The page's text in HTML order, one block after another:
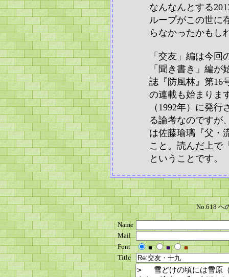
なんなんとする
ループがこの世に
らなかったかもし
「交友」編は今
「聞き書き」編
誌『防風林』第16
の連載も始まりま
（1992年）に発
る論考なのですが
は佐藤瑜璃『父・
こと。読んだ上で
ということです。
No.618 へ
Name
Mail
Font
■ ■
■
Title